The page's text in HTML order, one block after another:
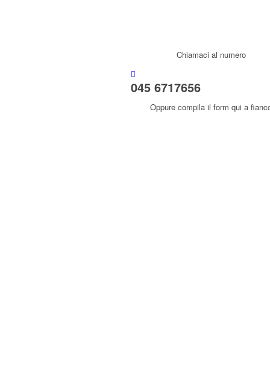
Chiamaci al numero
045 6717656
Oppure compila il form qui a